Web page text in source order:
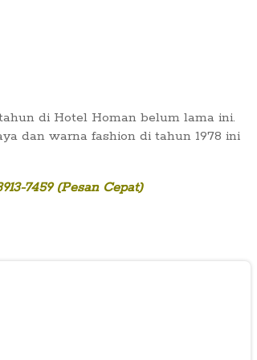
di Hotel Homan belum lama ini.
dan warna fashion di tahun 1978 ini
7459 (Pesan Cepat)